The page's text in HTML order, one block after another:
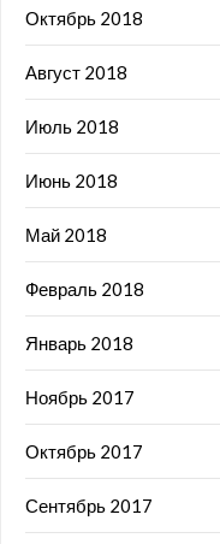
Октябрь 2018
Август 2018
Июль 2018
Июнь 2018
Май 2018
Февраль 2018
Январь 2018
Ноябрь 2017
Октябрь 2017
Сентябрь 2017